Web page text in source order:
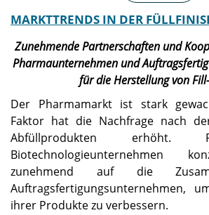
Nordamerika
Nordamerika trug im Jahr
2025 etwa 5,3 Milliarden
US-Dollar zum Weltmarkt
bei, was einem Anteil von
44,02 % entspricht.
Europa
Im Jahr
2,88
was
2026
US-
Asien-Pazifik
Die Region Asien-Pazifik
eroberte im Jahr 2025
UNS.
Der US-
MARKTTRENDS IN DER
Zunehmende Partnerschaften und
Pharmaunternehmen und
für die Herstellung von
Der Pharmamarkt ist stark
Faktor hat die Nachfrage nach
Abfüllprodukten erhöht.
Biotechnologieunternehmen
zunehmend auf die
Auftragsfertigungsunternehmen,
ihrer Produkte zu verbessern.